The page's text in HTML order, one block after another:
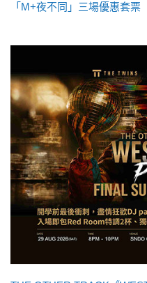
「M+夜不同」三場優惠套票